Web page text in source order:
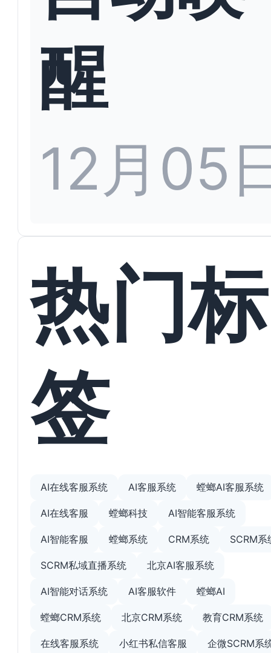
醒
12月05
热门标
签
AI在线客服系统 AI客服系统 螳螂AI客服系统
AI在线客服 螳螂科技 AI智能客服系统
AI智能客服 螳螂系统 CRM系统 SCRM系
SCRM私域直播系统 北京AI客服系统
AI智能对话系统 AI客服软件 螳螂AI
螳螂CRM系统 北京CRM系统 教育CRM系统
在线客服系统 小红书私信客服 企微SCRM系